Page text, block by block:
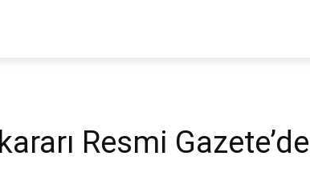
Resmi Gazete’de